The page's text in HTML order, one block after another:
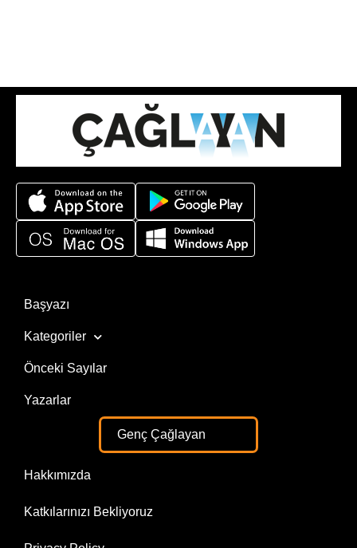
Başyazı
Kategoriler
Önceki Sayılar
Yazarlar
Genç Çağlayan
Hakkımızda
Katkılarınızı Bekliyoruz